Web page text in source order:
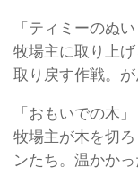
「ティミーのぬい
牧場主に取り上
取り戻す作戦。が
「おもいでの木」
牧場主が木を切
ンたち。温かかっ